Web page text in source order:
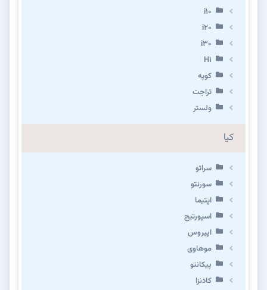
i10
i20
i30
H1
کوپه
تراجت
ولستر
کیا
سراتو
سورنتو
اپتیما
اسپورتیج
اپیروس
موهاوی
پیکانتو
کادنزا